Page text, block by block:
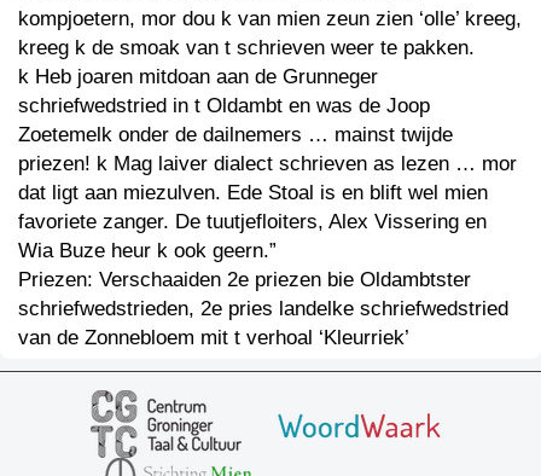
kompjoetern, mor dou k van mien zeun zien ‘olle’ kreeg,
kreeg k de smoak van t schrieven weer te pakken.
k Heb joaren mitdoan aan de Grunneger
schriefwedstried in t Oldambt en was de Joop
Zoetemelk onder de dailnemers … mainst twijde
priezen! k Mag laiver dialect schrieven as lezen … mor
dat ligt aan miezulven. Ede Stoal is en blift wel mien
favoriete zanger. De tuutjefloiters, Alex Vissering en
Wia Buze heur k ook geern.”
Priezen: Verschaaiden 2e priezen bie Oldambtster
schriefwedstrieden, 2e pries landelke schriefwedstried
van de Zonnebloem mit t verhoal ‘Kleurriek’